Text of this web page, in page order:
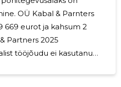
669 eurot ja kahsum 2
tööjõudu ei kasutanud